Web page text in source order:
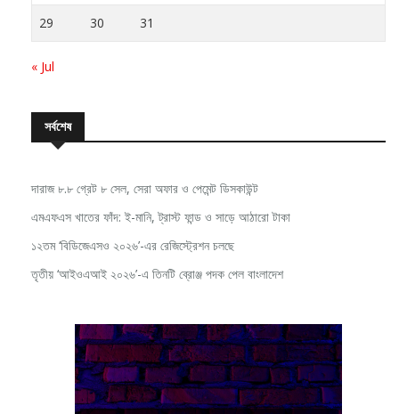
29 30 31
« Jul
সর্বশেষ
দারাজ ৮.৮ গ্রেট ৮ সেল, সেরা অফার ও পেমেন্ট ডিসকাউন্ট
এমএফএস খাতের ফাঁদ: ই-মানি, ট্রাস্ট ফান্ড ও সাড়ে আঠারো টাকা
১২তম ‘বিডিজেএসও ২০২৬’-এর রেজিস্ট্রেশন চলছে
তৃতীয় ‘আইওএআই ২০২৬’-এ তিনটি ব্রোঞ্জ পদক পেল বাংলাদেশ